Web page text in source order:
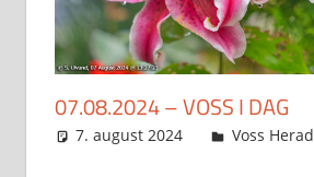
07.08.2024 – VOSS I DAG
7. august 2024 Svein
Voss Herad